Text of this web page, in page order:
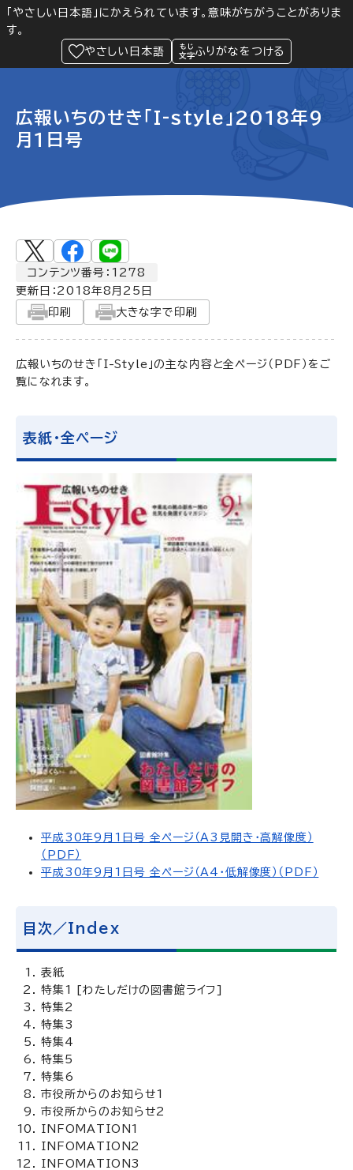
「やさしい日本語」にかえられています。意味がちがうことがありま
す。
やさしい日本語
ふりがなをつける
Language 閲覧支援
緊急情報
広報いちのせき「I-style」2018年9
月1日号
コンテンツ番号：1278
更新日： 2018年8月25日
印刷
大きな字で印刷
広報いちのせき「I-Style」の主な内容と全ページ（PDF）をご
覧になれます。
表紙・全ページ
平成30年9月1日号 全ページ（A3見開き・高解像度）
（PDF）
平成30年9月1日号 全ページ（A4・低解像度）（PDF）
目次／Index
表紙
特集1 [わたしだけの図書館ライフ]
特集2
特集3
特集4
特集5
特集6
市役所からのお知らせ1
市役所からのお知らせ2
INFOMATION1
INFOMATION2
INFOMATION3